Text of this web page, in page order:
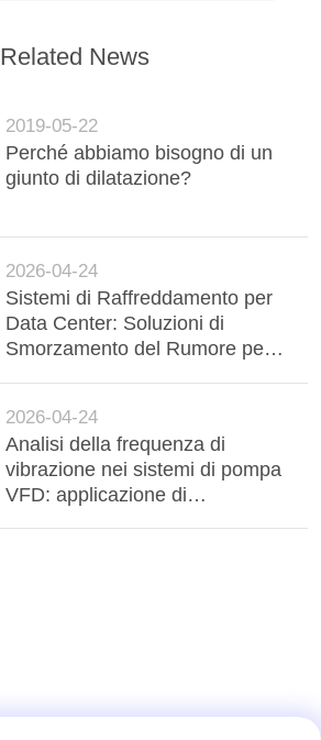
Related News
2019-05-22
Perché abbiamo bisogno di un
giunto di dilatazione?
2026-04-24
Sistemi di Raffreddamento per
Data Center: Soluzioni di
Smorzamento del Rumore per
2026-04-24
Analisi della frequenza di
vibrazione nei sistemi di pompa
VFD: applicazione di